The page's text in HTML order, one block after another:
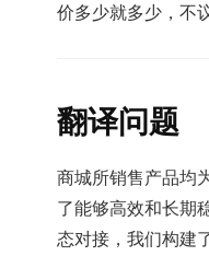
价多少就多少，不
翻译问题
商城所销售产品均
了能够高效和长
态对接，我们构建